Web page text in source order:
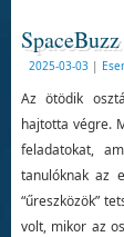
2025-03-03 |
Az ötödik
hajtotta végre.
feladatokat,
tanulóknak az
“űreszközök”
volt, mikor az